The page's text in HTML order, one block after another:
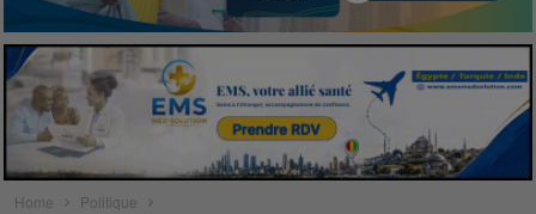
Home Politique